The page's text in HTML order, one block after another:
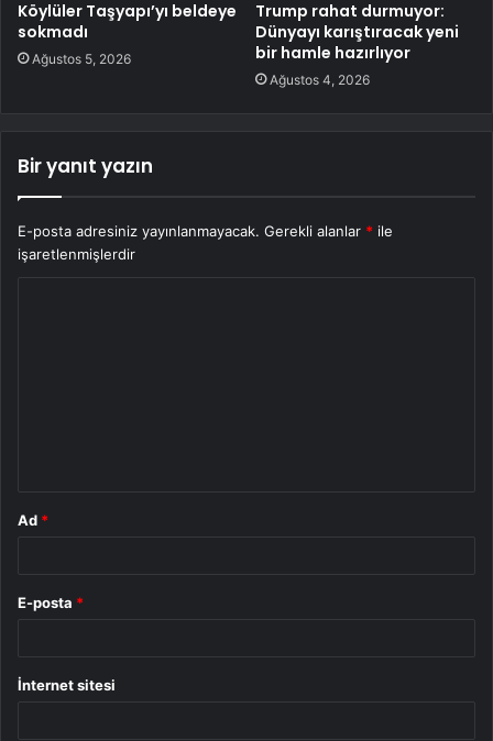
Köylüler Taşyapı’yı beldeye
sokmadı
Ağustos 5, 2026
Trump rahat durmuyor:
Dünyayı karıştıracak yeni
bir hamle hazırlıyor
Ağustos 4, 2026
Bir yanıt yazın
E-posta adresiniz yayınlanmayacak. Gerekli alanlar * ile
işaretlenmişlerdir
Ad *
E-posta *
İnternet sitesi